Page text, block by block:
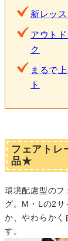
新レッ
アウト
ク
まるで
ト
フェアトレ
品★
環境配慮型のフ
グ。M・Lの2サ
か、やわらかく
す。